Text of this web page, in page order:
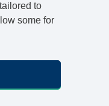
24 h Lieferung
to
some for